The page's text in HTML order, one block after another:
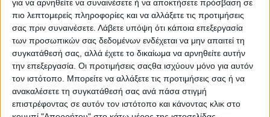
για να αρνηθείτε να συναινέσετε ή να αποκτήσετε πρόσβαση σε
πιο λεπτομερείς πληροφορίες και να αλλάξετε τις προτιμήσεις
σας πριν συναινέσετε. Λάβετε υπόψη ότι κάποια επεξεργασία
των προσωπικών σας δεδομένων ενδέχεται να μην απαιτεί τη
συγκατάθεσή σας, αλλά έχετε το δικαίωμα να αρνηθείτε αυτήν
την επεξεργασία. Οι προτιμήσεις σαςθα ισχύουν μόνο για αυτόν
τον ιστότοπο. Μπορείτε να αλλάξετε τις προτιμήσεις σας ή να
ανακαλέσετε τη συγκατάθεσή σας ανά πάσα στιγμή
επιστρέφοντας σε αυτόν τον ιστότοπο και κάνοντας κλικ στο
αφήνοντας το δικό του αποτύπωμα με σπουδαία
αποτελέσματα και αξέχαστες στιγμές. Για το 2026,
είμαι απίστευτα περήφανος που έχουμε στην ομάδα
τον Βραζιλιάνο Diogo Moreira με την Pro Honda LCR.
Έχει δείξει σταθερά μια εξαιρετική ικανότητα
προσαρμογής σε κάθε μοτοσυκλέτα. Η αφοσίωση, η
εργατικότητα και η προσωπικότητά του ταιριάζουν
απόλυτα με τις αξίες της LCR. Παράλληλα, είμαι πολύ
περήφανος που έχουμε τον Johann Zarco. Η εμπειρία